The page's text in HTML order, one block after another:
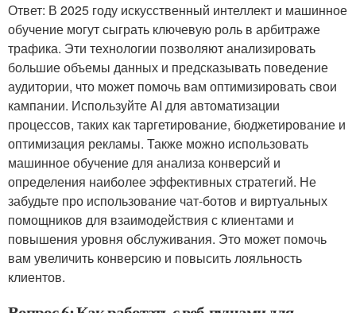
Ответ: В 2025 году искусственный интеллект и машинное
обучение могут сыграть ключевую роль в арбитраже
трафика. Эти технологии позволяют анализировать
большие объемы данных и предсказывать поведение
аудитории, что может помочь вам оптимизировать свои
кампании. Используйте AI для автоматизации
процессов, таких как таргетирование, бюджетирование и
оптимизация рекламы. Также можно использовать
машинное обучение для анализа конверсий и
определения наиболее эффективных стратегий. Не
забудьте про использование чат-ботов и виртуальных
помощников для взаимодействия с клиентами и
повышения уровня обслуживания. Это может помочь
вам увеличить конверсию и повысить лояльность
клиентов.